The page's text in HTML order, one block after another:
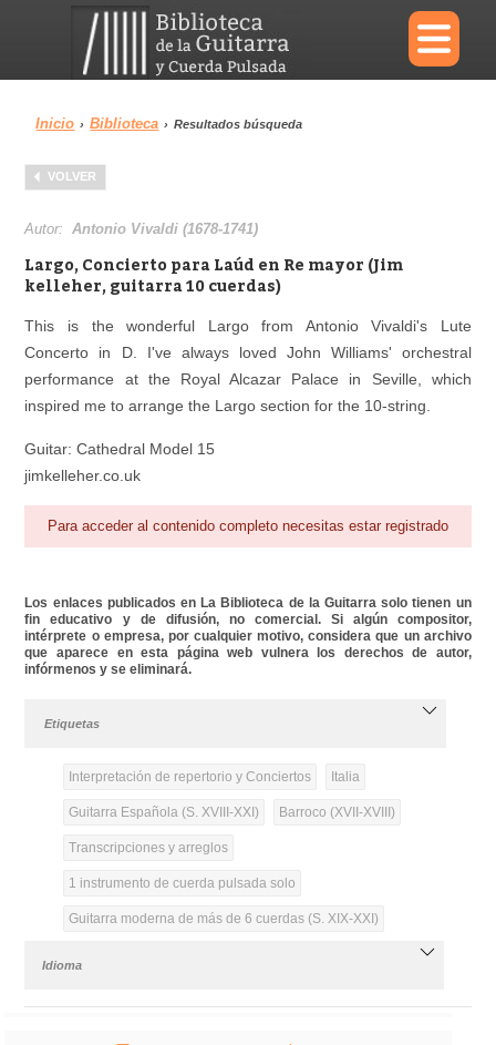
×
Menu
Biblioteca
Inicio › Biblioteca › Resultados búsqueda
VOLVER
Autor:Antonio Vivaldi (1678-1741)
Largo, Concierto para Laúd en Re mayor (Jim
kelleher, guitarra 10 cuerdas)
This is the wonderful Largo from Antonio Vivaldi's Lute
Concerto in D. I've always loved John Williams' orchestral
performance at the Royal Alcazar Palace in Seville, which
inspired me to arrange the Largo section for the 10-string.
Guitar: Cathedral Model 15
jimkelleher.co.uk
Para acceder al contenido completo necesitas estar registrado
Los enlaces publicados en La Biblioteca de la Guitarra solo tienen un
fin educativo y de difusión, no comercial. Si algún compositor,
intérprete o empresa, por cualquier motivo, considera que un archivo
que aparece en esta página web vulnera los derechos de autor,
infórmenos y se eliminará.
Etiquetas
Interpretación de repertorio y Conciertos Italia
Guitarra Española (S. XVIII-XXI) Barroco (XVII-XVIII)
Transcripciones y arreglos
1 instrumento de cuerda pulsada solo
Guitarra moderna de más de 6 cuerdas (S. XIX-XXI)
Idioma